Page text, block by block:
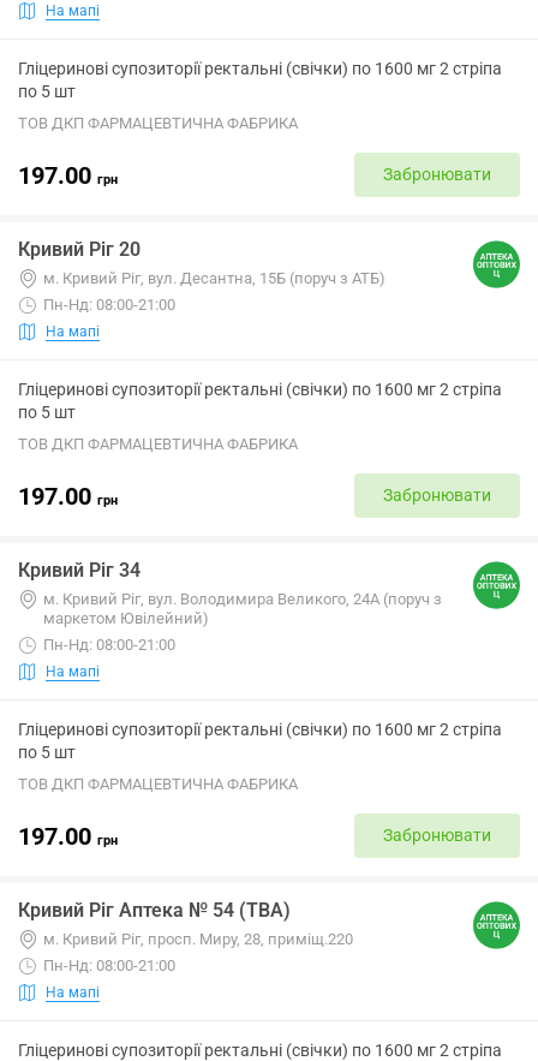
На мапі
Гліцеринові супозиторії ректальні (свічки) по 1600 мг 2 стріпа
по 5 шт
ТОВ ДКП ФАРМАЦЕВТИЧНА ФАБРИКА
197.00 грн Забронювати
Кривий Ріг 20
м. Кривий Ріг, вул. Десантна, 15Б (поруч з АТБ)
Пн-Нд: 08:00-21:00
На мапі
Гліцеринові супозиторії ректальні (свічки) по 1600 мг 2 стріпа
по 5 шт
ТОВ ДКП ФАРМАЦЕВТИЧНА ФАБРИКА
197.00 грн Забронювати
Кривий Ріг 34
м. Кривий Ріг, вул. Володимира Великого, 24А (поруч з
маркетом Ювілейний)
Пн-Нд: 08:00-21:00
На мапі
Гліцеринові супозиторії ректальні (свічки) по 1600 мг 2 стріпа
по 5 шт
ТОВ ДКП ФАРМАЦЕВТИЧНА ФАБРИКА
197.00 грн Забронювати
Кривий Ріг Аптека № 54 (ТВА)
м. Кривий Ріг, просп. Миру, 28, приміщ.220
Пн-Нд: 08:00-21:00
На мапі
Гліцеринові супозиторії ректальні (свічки) по 1600 мг 2 стріпа